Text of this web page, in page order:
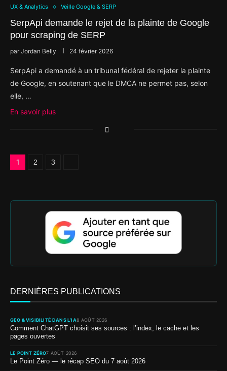
UX & Analytics Veille Google & SERP
SerpApi demande le rejet de la plainte de Google
pour scraping de SERP
parJordan Belly 24 février 2026
SerpApi a demandé à un tribunal fédéral de rejeter la plainte
de Google, en soutenant que le DMCA ne permet pas, selon
elle, …
En savoir plus
1 2 3
DERNIÈRES PUBLICATIONS
GEO & VISIBILITÉ DANS L’IA8 AOÛT 2026
Comment ChatGPT choisit ses sources : l’index, le cache et les
pages ouvertes
LE POINT ZÉRO7 AOÛT 2026
Le Point Zéro — le récap SEO du 7 août 2026